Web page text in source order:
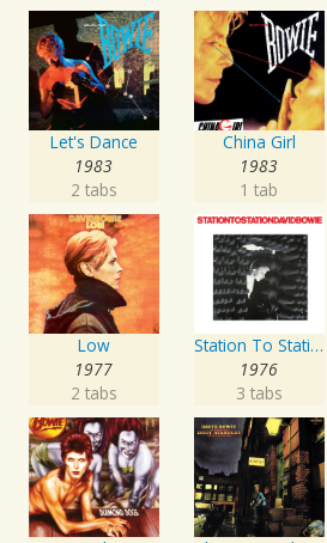
Let's Dance
1983
2 tabs
China Girl
1983
1 tab
Low
1977
2 tabs
Station To Station
1976
3 tabs